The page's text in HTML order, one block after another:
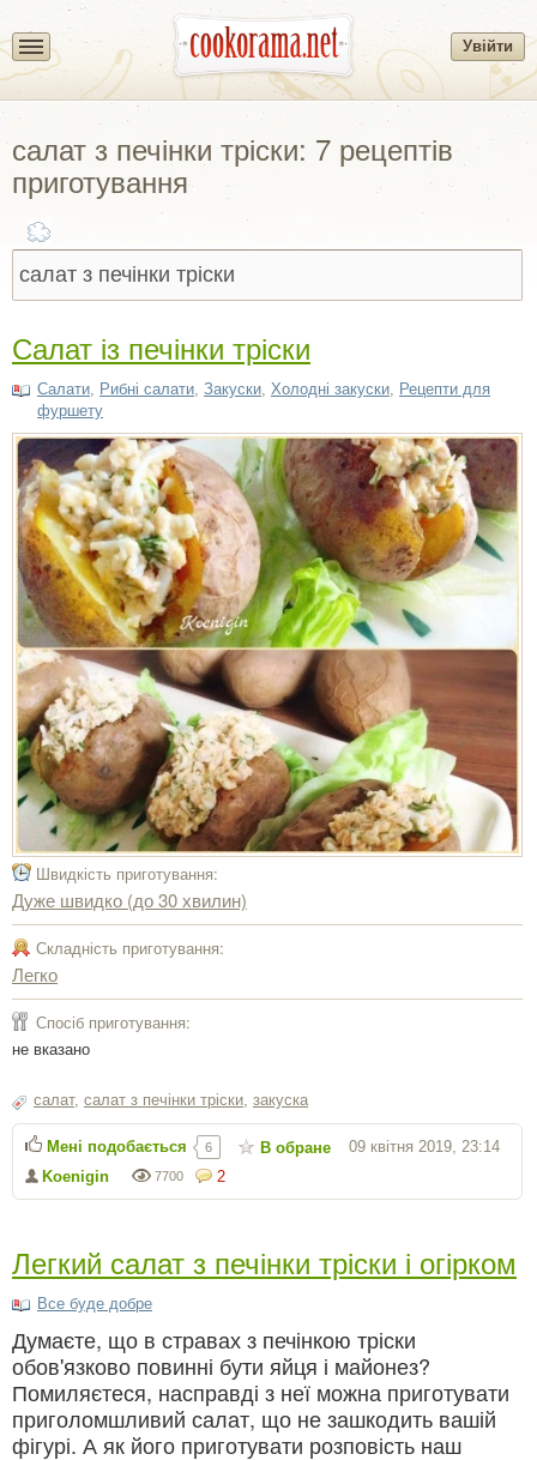
Увійти
салат з печінки тріски: 7 рецептів
приготування
Салат із печінки тріски
Салати, Рибні салати, Закуски, Холодні закуски, Рецепти для
фуршету
Швидкість приготування:
Дуже швидко (до 30 хвилин)
Складність приготування:
Легко
Спосіб приготування:
не вказано
салат, салат з печінки тріски закуска
2
7700
Koenigin
09 квітня 2019, 23:14
Мені подобається 6 В обране
Легкий салат з печінки тріски і огірком
Все буде добре
Думаєте, що в стравах з печінкою тріски
обов'язково повинні бути яйця і майонез?
Помиляєтеся, насправді з неї можна приготувати
приголомшливий салат, що не зашкодить вашій
фігурі. А як його приготувати розповість наш